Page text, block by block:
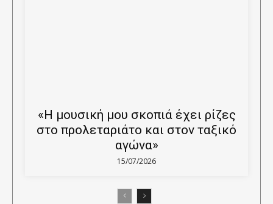
«Η μουσική μου σκοπιά έχει ρίζες
στο προλεταριάτο και στον ταξικό
αγώνα»
15/07/2026